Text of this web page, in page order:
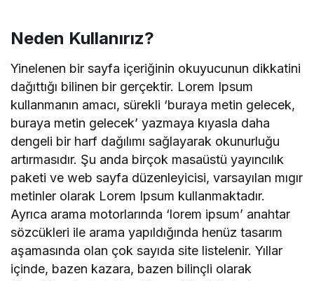
Neden Kullanırız?
Yinelenen bir sayfa içeriğinin okuyucunun dikkatini
dağıttığı bilinen bir gerçektir. Lorem Ipsum
kullanmanın amacı, sürekli ‘buraya metin gelecek,
buraya metin gelecek’ yazmaya kıyasla daha
dengeli bir harf dağılımı sağlayarak okunurluğu
artırmasıdır. Şu anda birçok masaüstü yayıncılık
paketi ve web sayfa düzenleyicisi, varsayılan mıgır
metinler olarak Lorem Ipsum kullanmaktadır.
Ayrıca arama motorlarında ‘lorem ipsum’ anahtar
sözcükleri ile arama yapıldığında henüz tasarım
aşamasında olan çok sayıda site listelenir. Yıllar
içinde, bazen kazara, bazen bilinçli olarak